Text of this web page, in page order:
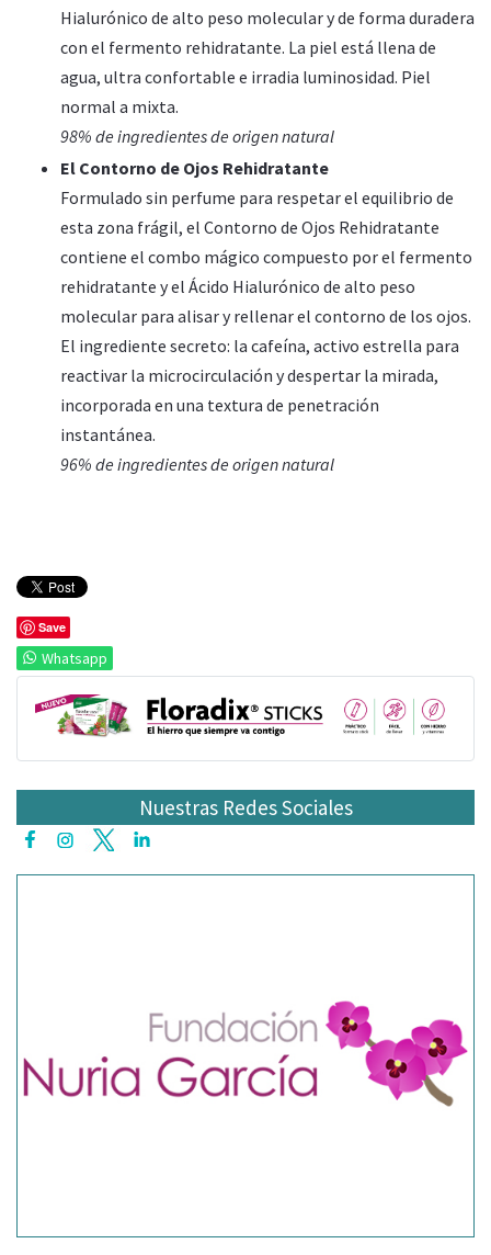
Hialurónico de alto peso molecular y de forma duradera
con el fermento rehidratante. La piel está llena de
agua, ultra confortable e irradia luminosidad. Piel
normal a mixta.
98% de ingredientes de origen natural
El Contorno de Ojos Rehidratante
Formulado sin perfume para respetar el equilibrio de
esta zona frágil, el Contorno de Ojos Rehidratante
contiene el combo mágico compuesto por el fermento
rehidratante y el Ácido Hialurónico de alto peso
molecular para alisar y rellenar el contorno de los ojos.
El ingrediente secreto: la cafeína, activo estrella para
reactivar la microcirculación y despertar la mirada,
incorporada en una textura de penetración
instantánea.
96% de ingredientes de origen natural
Save
Whatsapp
Nuestras Redes Sociales